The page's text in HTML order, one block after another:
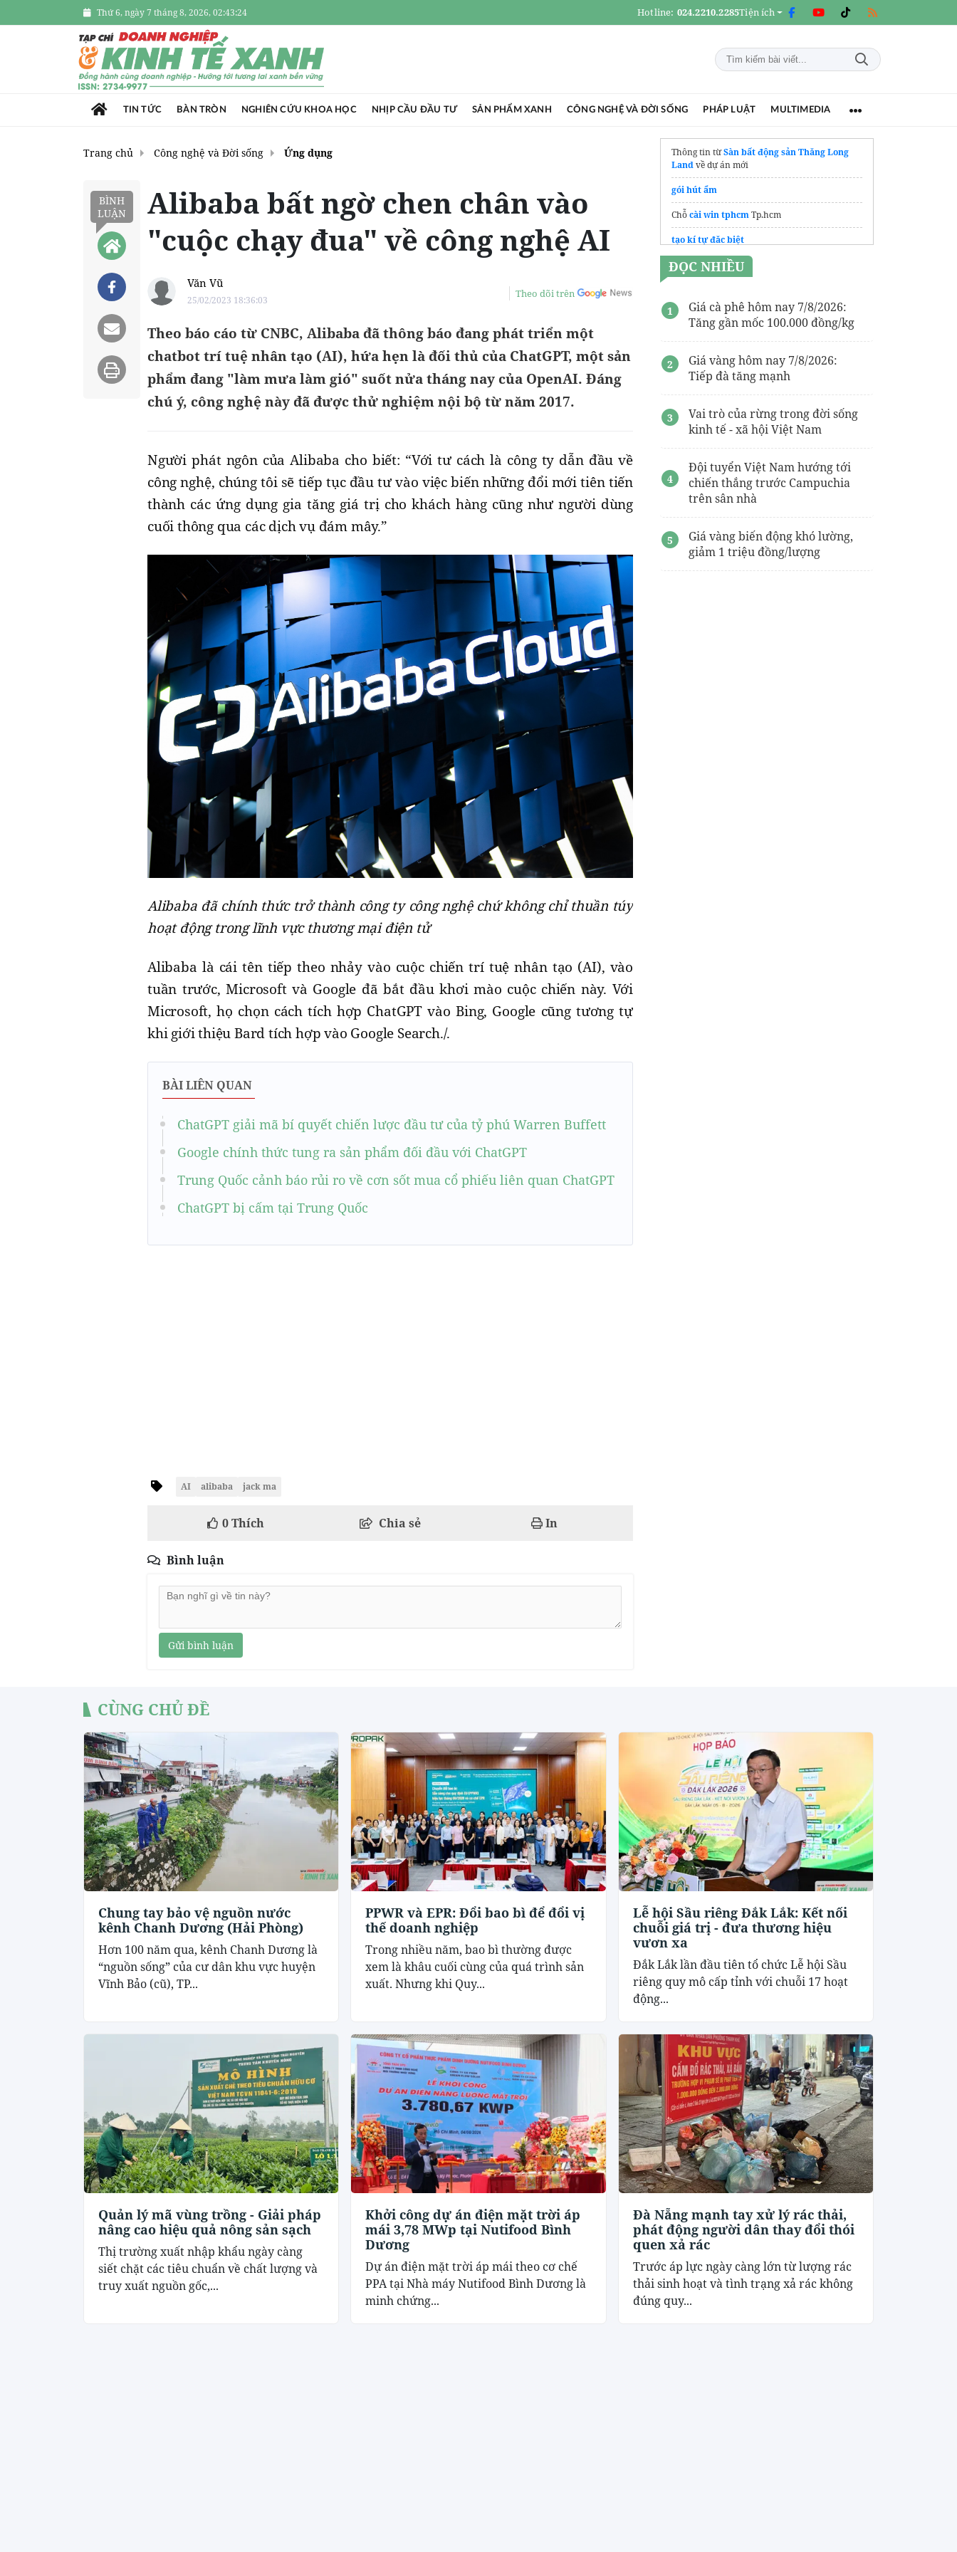
Thứ 6, ngày 7 tháng 8, 2026, 02:43:25 Hotline: 024.2210.2285Tiện ích
TIN TỨC BÀN TRÒN NGHIÊN CỨU KHOA HỌC NHỊP CẦU ĐẦU TƯ SẢN PHẨM XANH CÔNG NGHỆ VÀ ĐỜI SỐNG PHÁP LUẬT MULTIMEDIA
Trang chủ Công nghệ và Đời sống Ứng dụng
BÌNH
LUẬN
Alibaba bất ngờ chen chân vào
"cuộc chạy đua" về công nghệ AI
Văn Vũ
25/02/2023 18:36:03
Theo dõi trên
Theo báo cáo từ CNBC, Alibaba đã thông báo đang phát triển một
chatbot trí tuệ nhân tạo (AI), hứa hẹn là đối thủ của ChatGPT, một sản
phẩm đang "làm mưa làm gió" suốt nửa tháng nay của OpenAI. Đáng
chú ý, công nghệ này đã được thử nghiệm nội bộ từ năm 2017.
Người phát ngôn của Alibaba cho biết: “Với tư cách là công ty dẫn đầu về
công nghệ, chúng tôi sẽ tiếp tục đầu tư vào việc biến những đổi mới tiên tiến
thành các ứng dụng gia tăng giá trị cho khách hàng cũng như người dùng
cuối thông qua các dịch vụ đám mây.”
Alibaba đã chính thức trở thành công ty công nghệ chứ không chỉ thuần túy
hoạt động trong lĩnh vực thương mại điện tử
Alibaba là cái tên tiếp theo nhảy vào cuộc chiến trí tuệ nhân tạo (AI), vào
tuần trước, Microsoft và Google đã bắt đầu khơi mào cuộc chiến này. Với
Microsoft, họ chọn cách tích hợp ChatGPT vào Bing, Google cũng tương tự
khi giới thiệu Bard tích hợp vào Google Search./.
BÀI LIÊN QUAN
ChatGPT giải mã bí quyết chiến lược đầu tư của tỷ phú Warren Buffett
Google chính thức tung ra sản phẩm đối đầu với ChatGPT
Trung Quốc cảnh báo rủi ro về cơn sốt mua cổ phiếu liên quan ChatGPT
ChatGPT bị cấm tại Trung Quốc
AI alibaba jack ma
0Thích Chia sẻ In
Bình luận
Gửi bình luận
Thông tin từSàn bất động sản Thăng Long
Landvề dự án mới
gói hút ẩm
Chỗcài win tphcmTp.hcm
tạo kí tự đăc biệt
ĐỌC NHIỀU
Giá cà phê hôm nay 7/8/2026:
Tăng gần mốc 100.000 đồng/kg
Giá vàng hôm nay 7/8/2026:
Tiếp đà tăng mạnh
Vai trò của rừng trong đời sống
kinh tế - xã hội Việt Nam
Đội tuyển Việt Nam hướng tới
chiến thắng trước Campuchia
trên sân nhà
Giá vàng biến động khó lường,
giảm 1 triệu đồng/lượng
CÙNG CHỦ ĐỀ
Chung tay bảo vệ nguồn nước
kênh Chanh Dương (Hải Phòng)
Hơn 100 năm qua, kênh Chanh Dương là
“nguồn sống” của cư dân khu vực huyện
Vĩnh Bảo (cũ), TP...
PPWR và EPR: Đổi bao bì để đổi vị
thế doanh nghiệp
Trong nhiều năm, bao bì thường được
xem là khâu cuối cùng của quá trình sản
xuất. Nhưng khi Quy...
Lễ hội Sầu riêng Đắk Lắk: Kết nối
chuỗi giá trị - đưa thương hiệu
vươn xa
Đắk Lắk lần đầu tiên tổ chức Lễ hội Sầu
riêng quy mô cấp tỉnh với chuỗi 17 hoạt
động...
Quản lý mã vùng trồng - Giải pháp
nâng cao hiệu quả nông sản sạch
Thị trường xuất nhập khẩu ngày càng
siết chặt các tiêu chuẩn về chất lượng và
truy xuất nguồn gốc,...
Khởi công dự án điện mặt trời áp
mái 3,78 MWp tại Nutifood Bình
Dương
Dự án điện mặt trời áp mái theo cơ chế
PPA tại Nhà máy Nutifood Bình Dương là
minh chứng...
Đà Nẵng mạnh tay xử lý rác thải,
phát động người dân thay đổi thói
quen xả rác
Trước áp lực ngày càng lớn từ lượng rác
thải sinh hoạt và tình trạng xả rác không
đúng quy...